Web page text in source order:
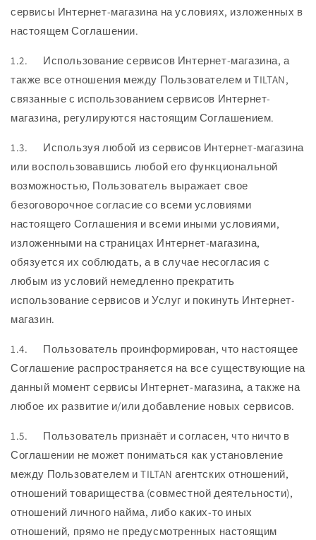
сервисы Интернет-магазина на условиях, изложенных в
настоящем Соглашении.
1.2. Использование сервисов Интернет-магазина, а
также все отношения между Пользователем и TILTAN,
связанные с использованием сервисов Интернет-
магазина, регулируются настоящим Соглашением.
1.3. Используя любой из сервисов Интернет-магазина
или воспользовавшись любой его функциональной
возможностью, Пользователь выражает свое
безоговорочное согласие со всеми условиями
настоящего Соглашения и всеми иными условиями,
изложенными на страницах Интернет-магазина,
обязуется их соблюдать, а в случае несогласия с
любым из условий немедленно прекратить
использование сервисов и Услуг и покинуть Интернет-
магазин.
1.4. Пользователь проинформирован, что настоящее
Соглашение распространяется на все существующие на
данный момент сервисы Интернет-магазина, а также на
любое их развитие и/или добавление новых сервисов.
1.5. Пользователь признаёт и согласен, что ничто в
Соглашении не может пониматься как установление
между Пользователем и TILTAN агентских отношений,
отношений товарищества (совместной деятельности),
отношений личного найма, либо каких-то иных
отношений, прямо не предусмотренных настоящим